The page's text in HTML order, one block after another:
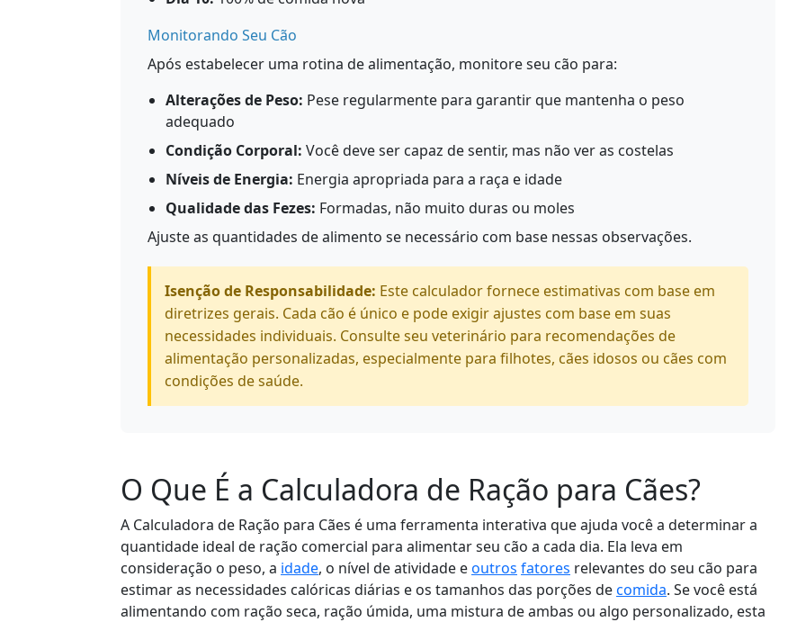
Monitorando Seu Cão
Após estabelecer uma rotina de alimentação, monitore seu cão para:
Alterações de Peso: Pese regularmente para garantir que mantenha o peso
adequado
Condição Corporal: Você deve ser capaz de sentir, mas não ver as costelas
Níveis de Energia: Energia apropriada para a raça e idade
Qualidade das Fezes: Formadas, não muito duras ou moles
Ajuste as quantidades de alimento se necessário com base nessas observações.
Isenção de Responsabilidade: Este calculador fornece estimativas com base em
diretrizes gerais. Cada cão é único e pode exigir ajustes com base em suas
necessidades individuais. Consulte seu veterinário para recomendações de
alimentação personalizadas, especialmente para filhotes, cães idosos ou cães com
condições de saúde.
O Que É a Calculadora de Ração para Cães?
A Calculadora de Ração para Cães é uma ferramenta interativa que ajuda você a determinar a
quantidade ideal de ração comercial para alimentar seu cão a cada dia. Ela leva em
consideração o peso, a idade, o nível de atividade eoutros fatores relevantes do seu cão para
estimar as necessidades calóricas diárias e os tamanhos das porções decomida. Se você está
alimentando com ração seca, ração úmida, uma mistura de ambas ou algo personalizado, esta